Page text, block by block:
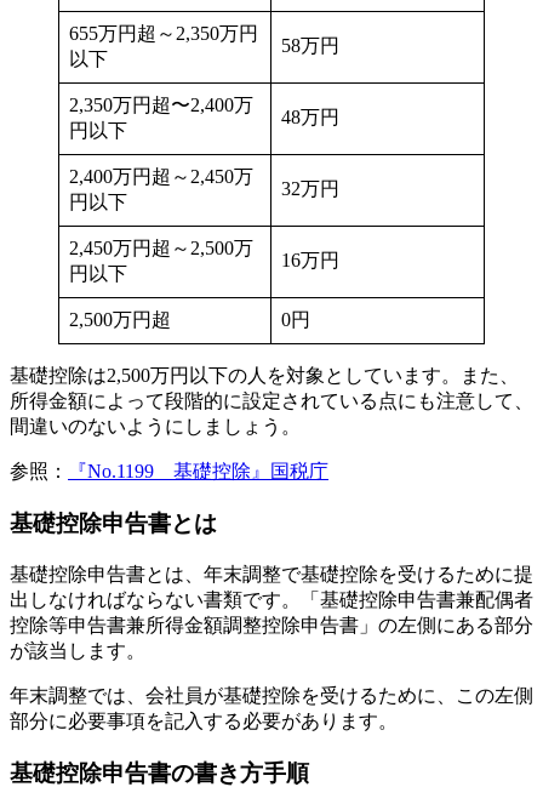
655万円超～2,350万円
以下
58万円
2,350万円超〜2,400万
円以下
48万円
2,400万円超～2,450万
円以下
32万円
2,450万円超～2,500万
円以下
16万円
2,500万円超 0円
基礎控除は2,500万円以下の人を対象としています。また、
所得金額によって段階的に設定されている点にも注意して、
間違いのないようにしましょう。
参照： 『No.1199 基礎控除』国税庁
基礎控除申告書とは
基礎控除申告書とは、年末調整で基礎控除を受けるために提
出しなければならない書類です。「基礎控除申告書兼配偶者
控除等申告書兼所得金額調整控除申告書」の左側にある部分
が該当します。
年末調整では、会社員が基礎控除を受けるために、この左側
部分に必要事項を記入する必要があります。
基礎控除申告書の書き方手順